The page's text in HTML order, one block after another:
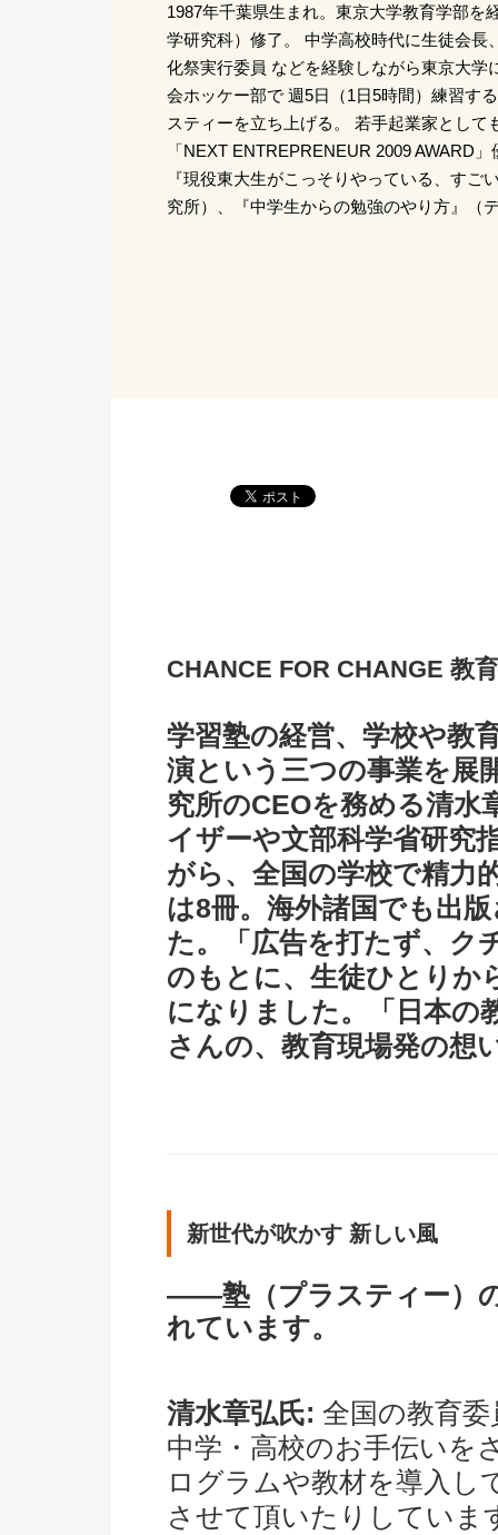
1987年千葉県生まれ。東京大学教育学部を
学研究科）修了。 中学高校時代に生徒会長
化祭実行委員 などを経験しながら東京大学
会ホッケー部で 週5日（1日5時間）練習す
スティーを立ち上げる。 若手起業家として
「NEXT ENTREPRENEUR 2009 AWARD
『現役東大生がこっそりやっている、すご
究所）、『中学生からの勉強のやり方』（
CHANCE FOR CHANGE 教
学習塾の経営、学校や教
演という三つの事業を展
究所のCEOを務める清水
イザーや文部科学省研究
がら、全国の学校で精力
は8冊。海外諸国でも出
た。「広告を打たず、ク
のもとに、生徒ひとりか
になりました。「日本の
さんの、教育現場発の想
新世代が吹かす 新しい風
――塾（プラスティー）
れています。
清水章弘氏: 全国の教育
中学・高校のお手伝いを
ログラムや教材を導入し
させて頂いたりしていま